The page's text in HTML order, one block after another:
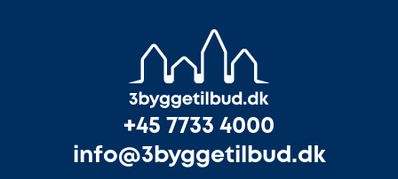
+45 7733 4000
info@3byggetilbud.dk